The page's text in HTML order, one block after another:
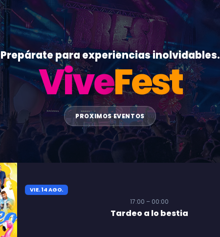
Prepárate para experiencias inolvidables.
ViveFest
PROXIMOS EVENTOS
VIE. 14 AGO.
17:00 – 00:00
Tardeo a lo bestia